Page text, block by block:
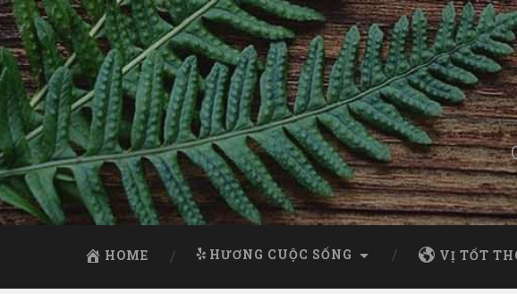
HOME HƯƠNG CUỘC SỐNG VỊ TỐT